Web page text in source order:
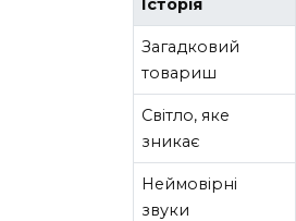
Історія
Загадковий
товариш
Світло, яке
зникає
Неймовірні
звуки